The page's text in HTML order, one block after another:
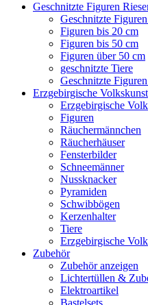
Geschnitzte Figuren
Geschnitzte
Figuren bis 20 cm
Figuren bis 50 cm
Figuren über 50 cm
geschnitzte Tiere
Geschnitzte
Erzgebirgische Volkskunst
Erzgebirgische
Figuren
Räuchermännchen
Räucherhäuser
Fensterbilder
Schneemänner
Nussknacker
Pyramiden
Schwibbögen
Kerzenhalter
Tiere
Erzgebirgische
Zubehör
Zubehör anzeigen
Lichtertüllen &
Elektroartikel
Bastelsets